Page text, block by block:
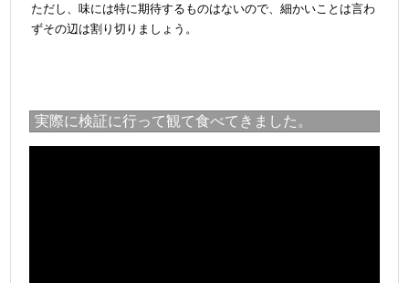
ただし、味には特に期待するものはないので、細かいことは言わ
ずその辺は割り切りましょう。
実際に検証に行って観て食べてきました。